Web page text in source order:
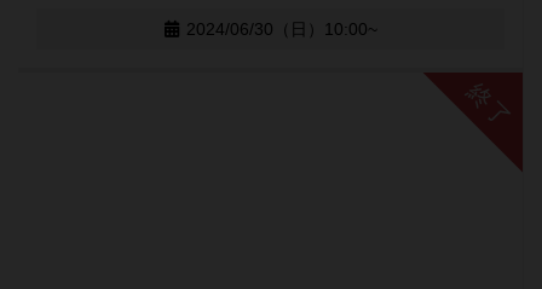
2024/06/30（日）10:00~
終了